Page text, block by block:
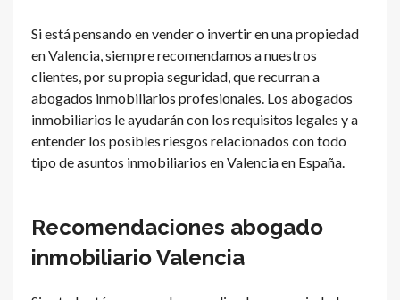
Si está pensando en vender o invertir en una propiedad
en Valencia, siempre recomendamos a nuestros
clientes, por su propia seguridad, que recurran a
abogados inmobiliarios profesionales. Los abogados
inmobiliarios le ayudarán con los requisitos legales y a
entender los posibles riesgos relacionados con todo
tipo de asuntos inmobiliarios en Valencia en España.
Recomendaciones abogado
inmobiliario Valencia